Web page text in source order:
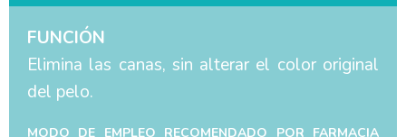
FUNCIÓN
Elimina las canas, sin alterar el color original
del pelo.
MODO DE EMPLEO RECOMENDADO POR FARMACIA